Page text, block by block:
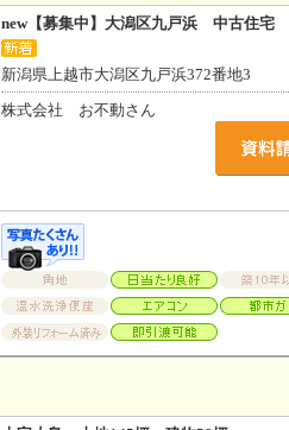
new【募集中】大潟区九戸浜 中古住宅
新潟県上越市大潟区九戸浜372番地3
株式会社 お不動さん